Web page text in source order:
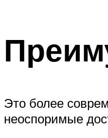
Это более
неоспоримые